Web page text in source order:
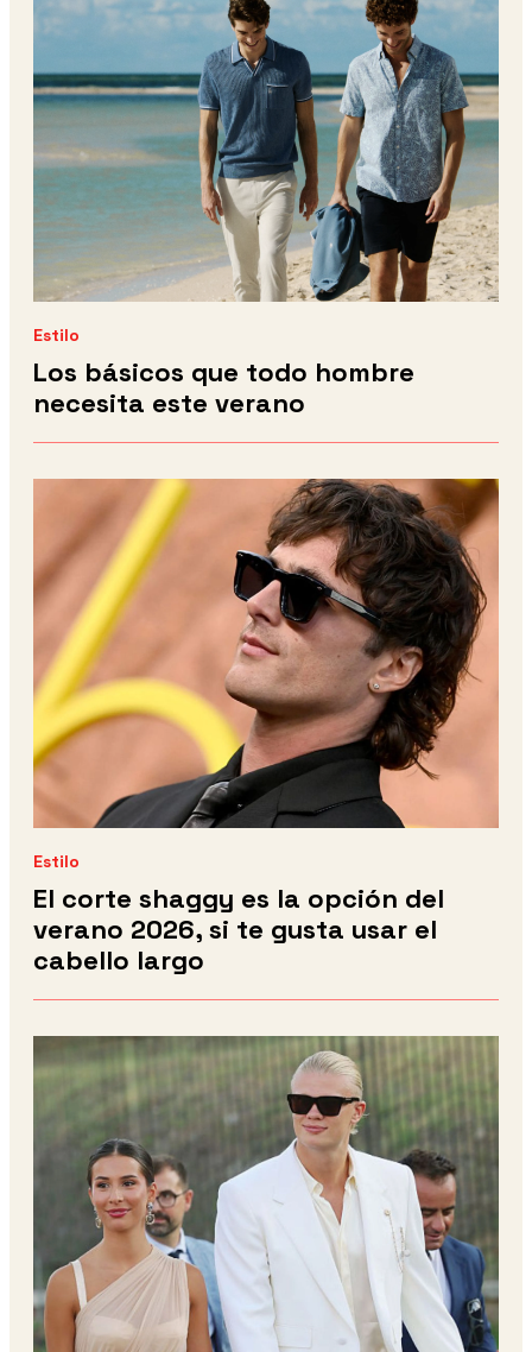
Estilo
Los básicos que todo hombre
necesita este verano
Estilo
El corte shaggy es la opción del
verano 2026, si te gusta usar el
cabello largo